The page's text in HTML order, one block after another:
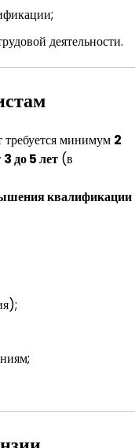
деятельности.
требуется минимум 2
3 до 5 лет (в
квалификации